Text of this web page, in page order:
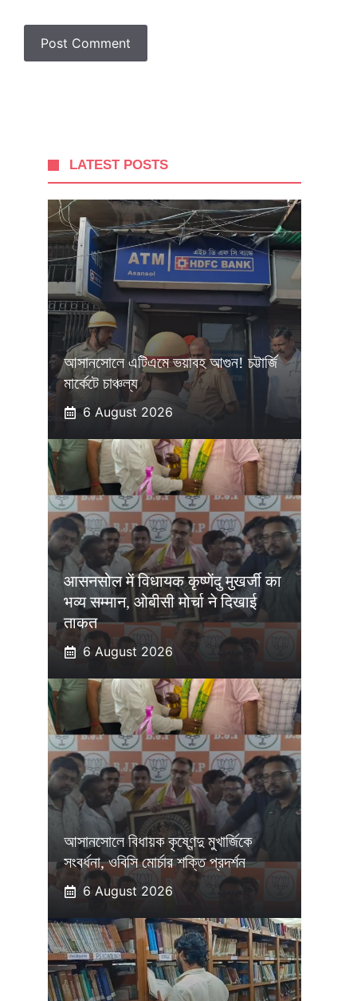
LATEST POSTS
আসানসোলে এটিএমে ভয়াবহ আগুন! চট্টার্জি
মার্কেটে চাঞ্চল্য
6 August 2026
आसनसोल में विधायक कृष्णेंदु मुखर्जी का
भव्य सम्मान, ओबीसी मोर्चा ने दिखाई
ताकत
6 August 2026
আসানসোলে বিধায়ক কৃষ্ণেন্দু মুখার্জিকে
সংবর্ধনা, ওবিসি মোর্চার শক্তি প্রদর্শন
6 August 2026